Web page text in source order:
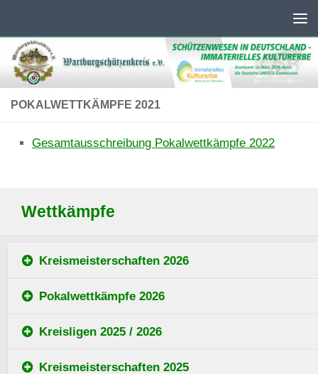
POKALWETTKÄMPFE 2021
Gesamtausschreibung Pokalwettkämpfe 2022
Wettkämpfe
Kreismeisterschaften 2026
Pokalwettkämpfe 2026
Kreisligen 2025 / 2026
Kreismeisterschaften 2025